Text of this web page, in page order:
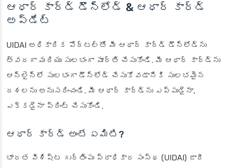
ఆధార్ కార్డ్ డౌన్‌లోడ్ & ఆధార్ కార్డ్
అప్‌డేట్
UIDAI అధికారిక పోర్టల్‌తో మీ ఆధార్ కార్డ్ డౌన్‌లోడ్‌ను
త్వరగా మరియు సులభంగా పూర్తి చేసుకోండి. మీ ఆధార్ కార్డ్‌ను
ఆన్‌లైన్‌లో సులభంగా డౌన్‌లోడ్ చేసుకోవడానికి సులభమైన
దశలను అనుసరించండి. మీ ఆధార్ కార్డ్‌ను ఎప్పుడైనా,
ఎక్కడైనా ప్రింట్ చేసుకోండి.
ఆధార్ కార్డ్ అంటే ఏమిటి?
భారత విశిష్ట గుర్తింపు ప్రాధికార సంస్థ (UIDAI) జారీ